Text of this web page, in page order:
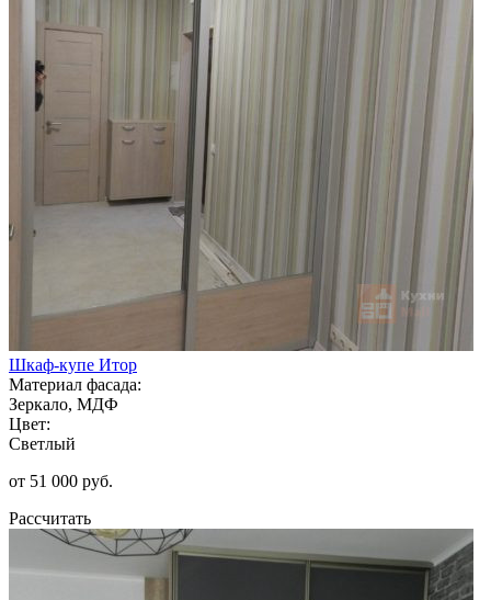
Шкаф-купе Итор
Материал фасада:
Зеркало, МДФ
Цвет:
Светлый
от 51 000 руб.
Рассчитать